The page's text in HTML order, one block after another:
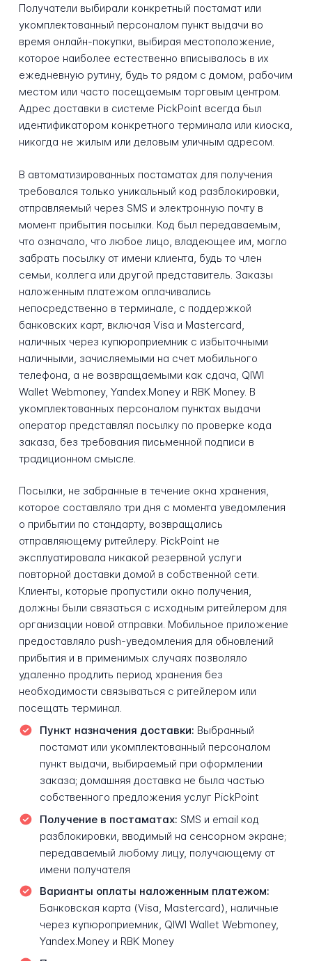
Получатели выбирали конкретный постамат или
укомплектованный персоналом пункт выдачи во
время онлайн-покупки, выбирая местоположение,
которое наиболее естественно вписывалось в их
ежедневную рутину, будь то рядом с домом, рабочим
местом или часто посещаемым торговым центром.
Адрес доставки в системе PickPoint всегда был
идентификатором конкретного терминала или киоска,
никогда не жилым или деловым уличным адресом.
В автоматизированных постаматах для получения
требовался только уникальный код разблокировки,
отправляемый через SMS и электронную почту в
момент прибытия посылки. Код был передаваемым,
что означало, что любое лицо, владеющее им, могло
забрать посылку от имени клиента, будь то член
семьи, коллега или другой представитель. Заказы
наложенным платежом оплачивались
непосредственно в терминале, с поддержкой
банковских карт, включая Visa и Mastercard,
наличных через купюроприемник с избыточными
наличными, зачисляемыми на счет мобильного
телефона, а не возвращаемыми как сдача, QIWI
Wallet Webmoney, Yandex.Money и RBK Money. В
укомплектованных персоналом пунктах выдачи
оператор представлял посылку по проверке кода
заказа, без требования письменной подписи в
традиционном смысле.
Посылки, не забранные в течение окна хранения,
которое составляло три дня с момента уведомления
о прибытии по стандарту, возвращались
отправляющему ритейлеру. PickPoint не
эксплуатировала никакой резервной услуги
повторной доставки домой в собственной сети.
Клиенты, которые пропустили окно получения,
должны были связаться с исходным ритейлером для
организации новой отправки. Мобильное приложение
предоставляло push-уведомления для обновлений
прибытия и в применимых случаях позволяло
удаленно продлить период хранения без
необходимости связываться с ритейлером или
посещать терминал.
Пункт назначения доставки: Выбранный
постамат или укомплектованный персоналом
пункт выдачи, выбираемый при оформлении
заказа; домашняя доставка не была частью
собственного предложения услуг PickPoint
Получение в постаматах: SMS и email код
разблокировки, вводимый на сенсорном экране;
передаваемый любому лицу, получающему от
имени получателя
Варианты оплаты наложенным платежом:
Банковская карта (Visa, Mastercard), наличные
через купюроприемник, QIWI Wallet Webmoney,
Yandex.Money и RBK Money